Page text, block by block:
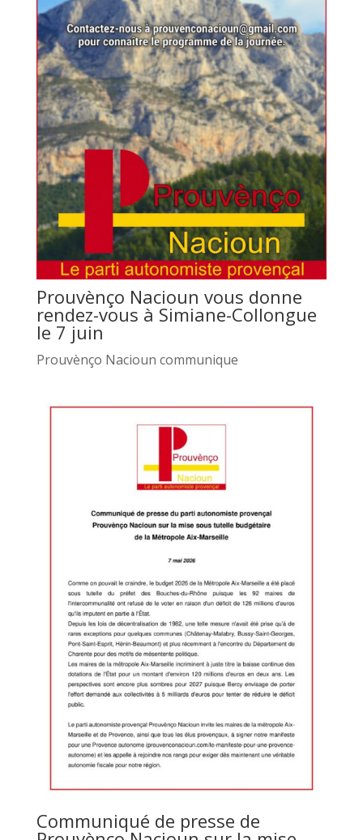
Prouvènço Nacioun vous donne
rendez-vous à Simiane-Collongue
le 7 juin
Prouvènço Nacioun communique
Communiqué de presse de